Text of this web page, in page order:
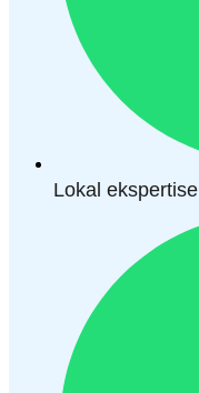
Lokal ekspertise